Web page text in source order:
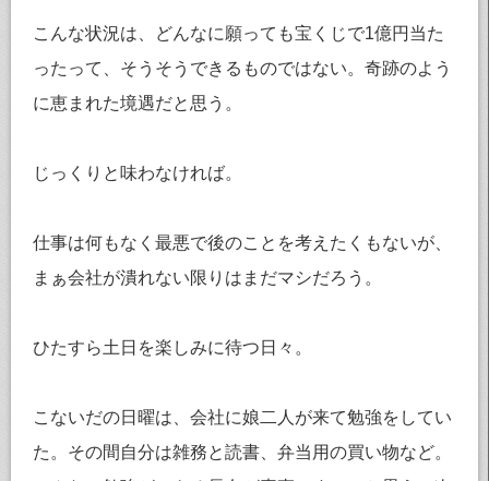
こんな状況は、どんなに願っても宝くじで1億円当た
ったって、そうそうできるものではない。奇跡のよう
に恵まれた境遇だと思う。
じっくりと味わなければ。
仕事は何もなく最悪で後のことを考えたくもないが、
まぁ会社が潰れない限りはまだマシだろう。
ひたすら土日を楽しみに待つ日々。
こないだの日曜は、会社に娘二人が来て勉強をしてい
た。その間自分は雑務と読書、弁当用の買い物など。